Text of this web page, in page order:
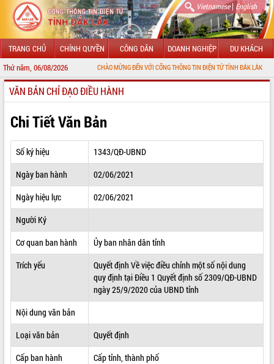
Vietnamese| English
TRANG CHỦ CHÍNH QUYỀN CÔNG DÂN DOANH NGHIỆP DU KHÁCH
Thứ năm, 06/08/2026CHÀO MỪNG ĐẾN VỚI CỔNG THÔNG TIN ĐIỆN TỬ TỈNH ĐẮK LẮK
GIỚI THIỆU
LÃNH ĐẠO UBND TỈNH
TIN TỨC SỰ KIỆN
SỞ, BAN, NGÀNH
THÔNG TIN CHỈ ĐẠO ĐIỀU HÀNH
HỆ THỐNG VĂN BẢN
VĂN BẢN HĐND TỈNH
QUY HOẠCH - KẾ HOẠCH
VĂN BẢN CHỈ ĐẠO ĐIỀU HÀNH
Chi Tiết Văn Bản
Số ký hiệu
1343/QĐ-UBND
Ngày ban hành
02/06/2021
Ngày hiệu lực
02/06/2021
Người Ký
Cơ quan ban hành
Ủy ban nhân dân tỉnh
Trích yếu
Quyết định Về việc điều chỉnh một số nội dung
quy định tại Điều 1 Quyết định số 2309/QĐ-UBND
ngày 25/9/2020 của UBND tỉnh
Nội dung văn bản
Loại văn bản
Quyết định
Cấp ban hành
Cấp tỉnh, thành phố